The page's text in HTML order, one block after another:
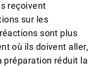
reçoivent
sur les
sont plus
où ils doivent aller,
préparation réduit la